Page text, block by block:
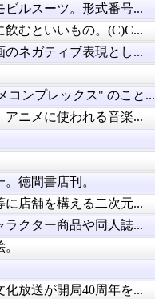
ビルスーツ。形式番号...
飲むといいもの。(C)C...
のネガティブ表現とし...
コンプレックス" のこと...
アニメに使われる音楽...
徳間書店刊。
店舗を構える二次元...
ラクター商品や同人誌...
放送が開局40周年を...